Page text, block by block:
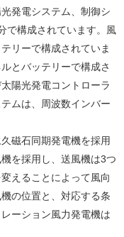
発電システム、制御シ
で構成されています。風
リーで構成されていま
とバッテリーで構成さ
陽光発電コントローラ
ムは、周波数インバー
磁石同期発電機を採用
を採用し、送風機は3つ
えることによって風向
の位置と、対応する条
ーション風力発電機は